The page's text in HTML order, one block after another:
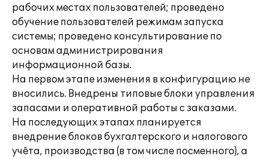
рабочих местах пользователей; проведено
обучение пользователей режимам запуска
системы; проведено консультирование по
основам администрирования
информационной базы.
На первом этапе изменения в конфигурацию не
вносились. Внедрены типовые блоки управления
запасами и оперативной работы с заказами.
На последующих этапах планируется
внедрение блоков бухгалтерского и налогового
учёта, производства (в том числе посменного), а